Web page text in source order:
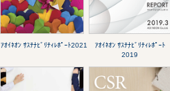
ｱｵｲﾈｵﾝ ｻｽﾃﾅﾋﾞﾘﾃｨﾚﾎﾟｰﾄ2021
ｱｵｲﾈｵﾝ ｻｽﾃﾅﾋﾞﾘﾃｨﾚﾎﾟｰﾄ
2019